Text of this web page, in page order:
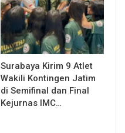
Surabaya Kirim 9 Atlet
Wakili Kontingen Jatim
di Semifinal dan Final
Kejurnas IMC…